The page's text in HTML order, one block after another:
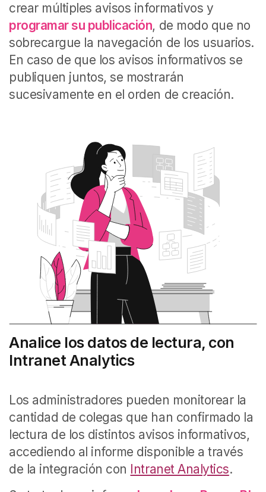
crear múltiples avisos informativos y
programar su publicación, de modo que no
sobrecargue la navegación de los usuarios.
En caso de que los avisos informativos se
publiquen juntos, se mostrarán
sucesivamente en el orden de creación.
Analice los datos de lectura, con
Intranet Analytics
Los administradores pueden monitorear la
cantidad de colegas que han confirmado la
lectura de los distintos avisos informativos,
accediendo al informe disponible a través
de la integración con Intranet Analytics.